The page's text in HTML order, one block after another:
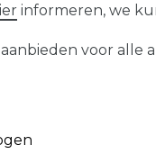
informeren, we
voor alle